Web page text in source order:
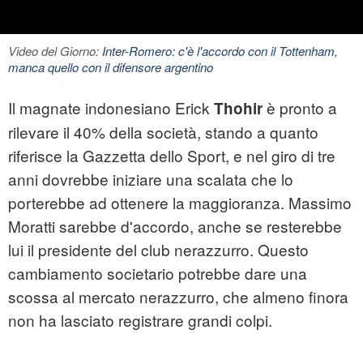
Video del Giorno: Inter-Romero: c'è l'accordo con il Tottenham,
manca quello con il difensore argentino
Il magnate indonesiano Erick Thohirè pronto a
rilevare il 40% della società, stando a quanto
riferisce la Gazzetta dello Sport, e nel giro di tre
anni dovrebbe iniziare una scalata che lo
porterebbe ad ottenere la maggioranza. Massimo
Moratti sarebbe d'accordo, anche se resterebbe
lui il presidente del club nerazzurro. Questo
cambiamento societario potrebbe dare una
scossa al mercato nerazzurro, che almeno finora
non ha lasciato registrare grandi colpi.